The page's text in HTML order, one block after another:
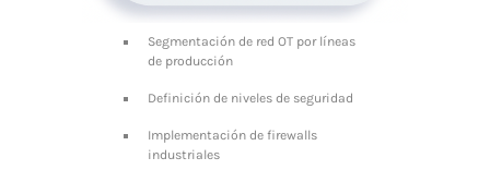
Segmentación de red OT por líneas
de producción
Definición de niveles de seguridad
Implementación de firewalls
industriales